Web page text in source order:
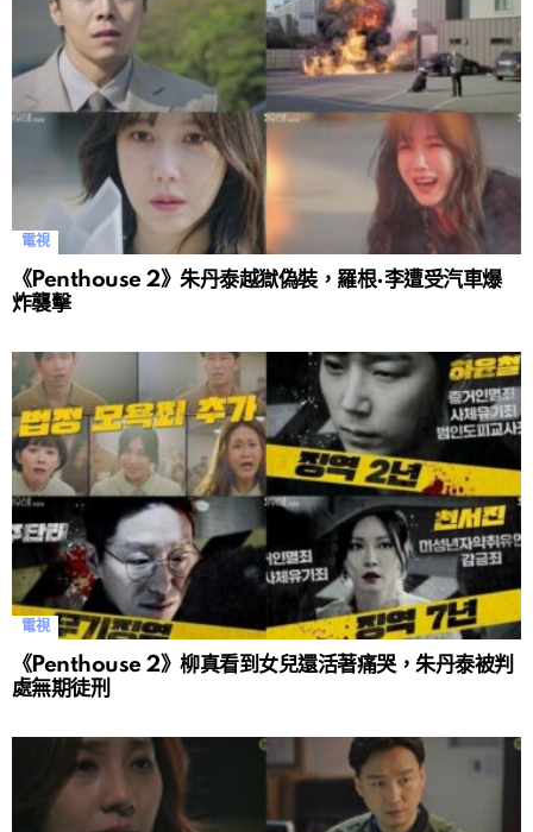
電視
《Penthouse 2》朱丹泰越獄偽裝，羅根·李遭受汽車爆
炸襲擊
電視
《Penthouse 2》柳真看到女兒還活著痛哭，朱丹泰被判
處無期徒刑